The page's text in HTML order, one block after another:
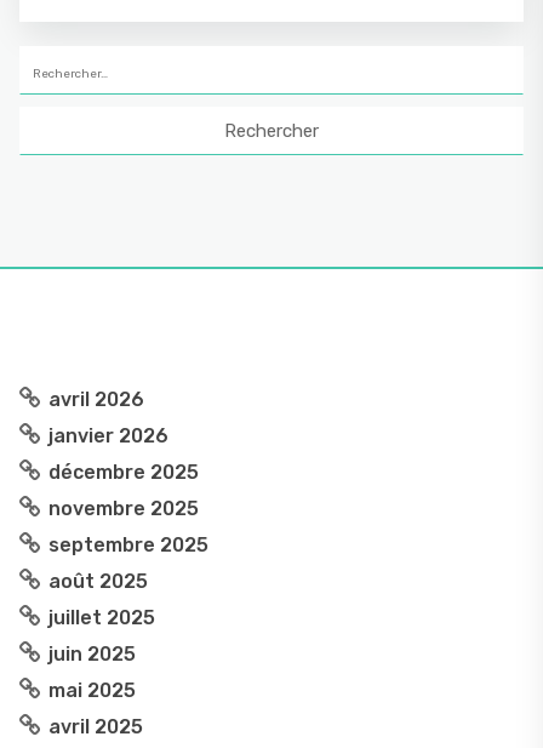
avril 2026
janvier 2026
décembre 2025
novembre 2025
septembre 2025
août 2025
juillet 2025
juin 2025
mai 2025
avril 2025